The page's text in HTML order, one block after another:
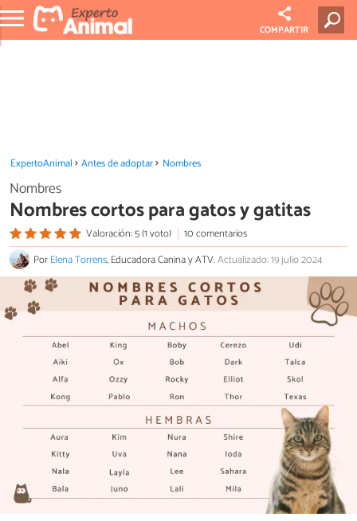
COMPARTIR
ExpertoAnimal Antes de adoptar Nombres
Nombres
Nombres cortos para gatos y gatitas
Valoración: 5 (1 voto)
10 comentarios
PorElena Torrens, Educadora Canina y ATV.Actualizado: 19 julio 2024